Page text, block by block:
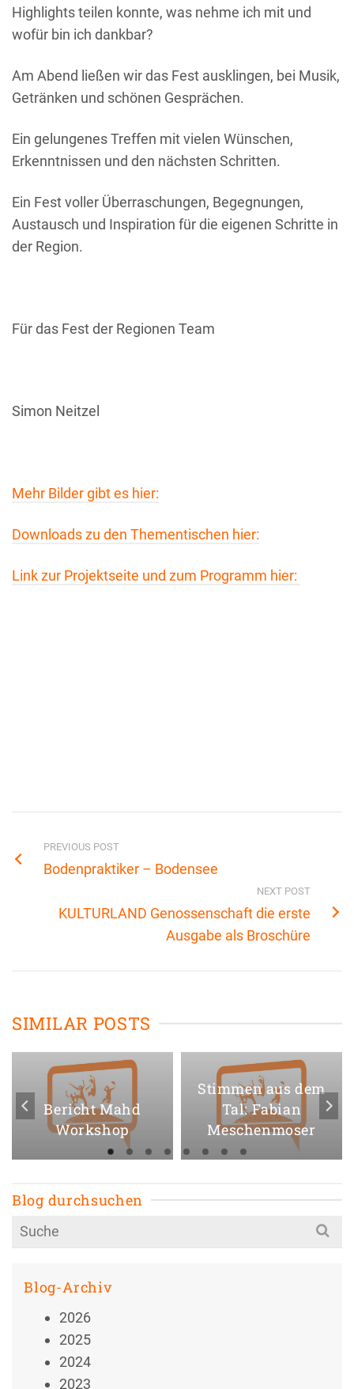
Highlights teilen konnte, was nehme ich mit und
wofür bin ich dankbar?
Am Abend ließen wir das Fest ausklingen, bei Musik,
Getränken und schönen Gesprächen.
Ein gelungenes Treffen mit vielen Wünschen,
Erkenntnissen und den nächsten Schritten.
Ein Fest voller Überraschungen, Begegnungen,
Austausch und Inspiration für die eigenen Schritte in
der Region.
Für das Fest der Regionen Team
Simon Neitzel
Mehr Bilder gibt es hier:
Downloads zu den Thementischen hier:
Link zur Projektseite und zum Programm hier:
PREVIOUS POST
Bodenpraktiker – Bodensee
NEXT POST
KULTURLAND Genossenschaft die erste
Ausgabe als Broschüre
SIMILAR POSTS
Bericht Mahd
Workshop
Stimmen aus dem
Tal: Fabian
Meschenmoser
Blog durchsuchen
Search
for:
Blog-Archiv
2026
2025
2024
2023